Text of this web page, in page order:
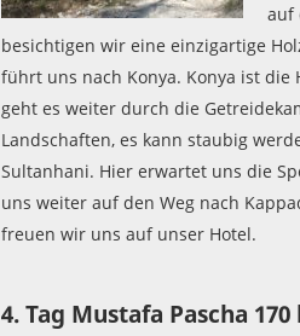
auf
besichtigen wir eine einzigartige
führt uns nach Konya. Konya ist die
geht es weiter durch die
Landschaften, es kann staubig
Sultanhani. Hier erwartet uns die
uns weiter auf den Weg nach
freuen wir uns auf unser Hotel.
4. Tag Mustafa Pascha